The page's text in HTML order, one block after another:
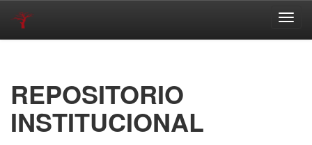
REPOSITORIO
INSTITUCIONAL